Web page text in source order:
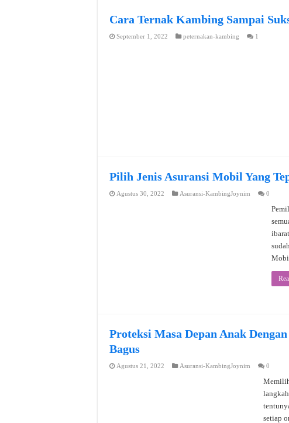
Cara Ternak Kambing Sampai
September 1, 2022 peternakan-kambing 1
Pilih Jenis Asuransi Mobil Yang
Agustus 30, 2022 Asuransi-KambingJoynim 0
Proteksi Masa Depan Anak
Bagus
Agustus 21, 2022 Asuransi-KambingJoynim 0
setiap